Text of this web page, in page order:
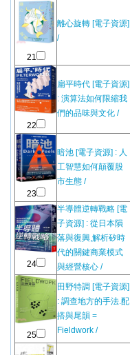
21
離心旋轉 [電子資源]
/
22
扁平時代 [電子資源]
: 演算法如何限縮我
們的品味與文化 /
23
暗池 [電子資源] : 人
工智慧如何顛覆股
市生態 /
24
半導體逆轉戰略 [電
子資源] : 從日本隕
落與復興,解析矽時
代的關鍵商業模式
與經營核心 /
25
田野特調 [電子資源]
: 調查地方的手法.配
搭與尾韻 =
Fieldwork /